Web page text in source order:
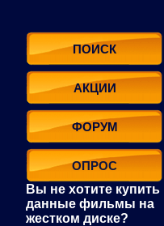
ПОИСК
АКЦИИ
ФОРУМ
ОПРОС
Вы не хотите купить
данные фильмы на
жестком диске?